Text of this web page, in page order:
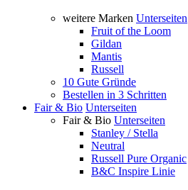
weitere Marken Unterseiten
Fruit of the Loom
Gildan
Mantis
Russell
10 Gute Gründe
Bestellen in 3 Schritten
Fair & Bio Unterseiten
Fair & Bio Unterseiten
Stanley / Stella
Neutral
Russell Pure Organic
B&C Inspire Linie